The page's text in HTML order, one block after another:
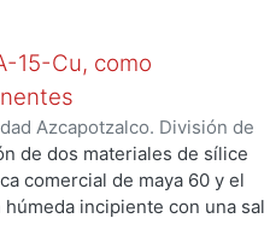
la formación del
del 100% en
cortos. Se presenta la
empleando diversas
síntesis asistida por
15-Cu, como
Azcapotzalco. División de
Marcos Orlando;Ángeles
Lomas Romero, Leticia;Pérez
de dos materiales de sílice
comercial de maya 60 y el
incipiente con una sal